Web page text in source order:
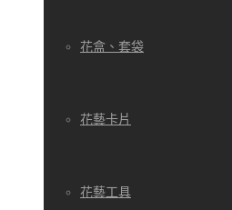
花盒、套袋
花藝卡片
花藝工具